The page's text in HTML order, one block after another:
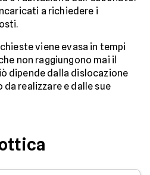
a richiedere i
viene evasa in tempi
non raggiungono mai il
dipende dalla dislocazione
realizzare e dalle sue